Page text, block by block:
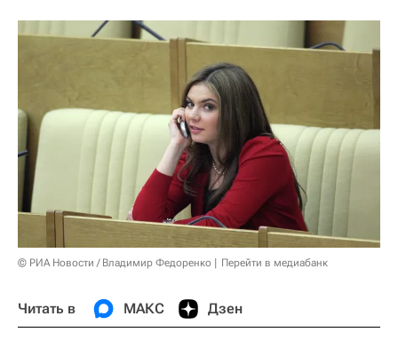
© РИА Новости / Владимир Федоренко Перейти в медиабанк
Читать в МАКС Дзен